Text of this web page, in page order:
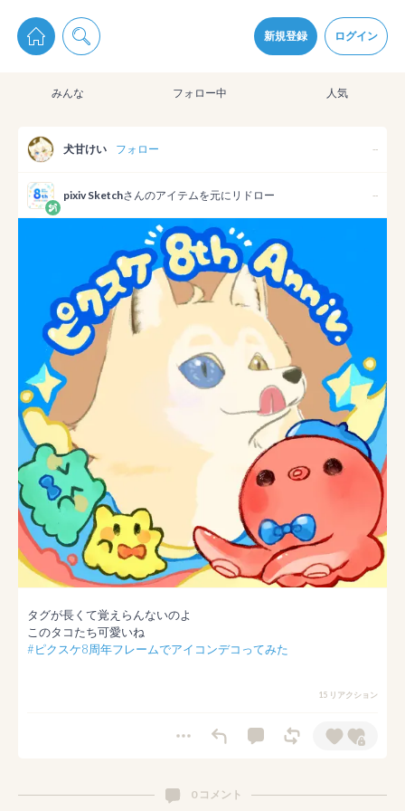
新規登録 ログイン
pixiv Sketchは2024年5月28日付で プライパシーポリシーを改定しました。
通知を受け取るにはここをクリックします
pixiv Sketchアプリでさらに快適に！
みんな フォロー中 人気
犬甘けい フォロー --
pixiv Sketchさんのアイテムを元にリドロー --
タグが長くて覚えらんないのよ
#ピクスケ8周年フレームでアイコンデコってみた
15 リアクション
0 コメント